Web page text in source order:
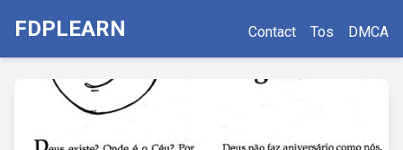
FDPLEARN Contact Tos DMCA